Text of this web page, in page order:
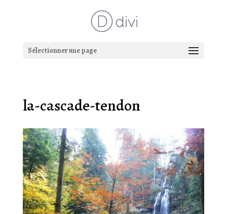
Sélectionner une page
la-cascade-tendon